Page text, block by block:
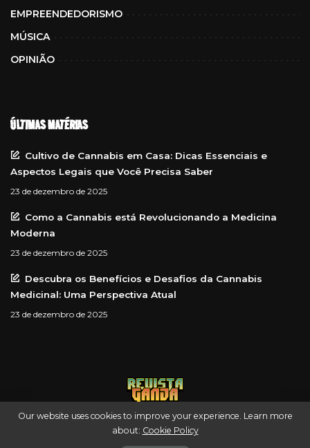
EMPREENDEDORISMO
MÚSICA
OPINIÃO
ÚLTIMAS MATÉRIAS
Cultivo de Cannabis em Casa: Dicas Essenciais e
Aspectos Legais que Você Precisa Saber
23 de dezembro de 2025
Como a Cannabis está Revolucionando a Medicina
Moderna
23 de dezembro de 2025
Descubra os Benefícios e Desafios da Cannabis
Medicinal: Uma Perspectiva Atual
23 de dezembro de 2025
Our website uses cookies to improve your experience. Learn more
about: Cookie Policy